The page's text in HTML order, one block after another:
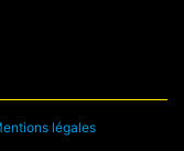
légales